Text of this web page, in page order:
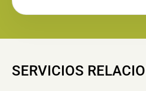
SERVICIOS